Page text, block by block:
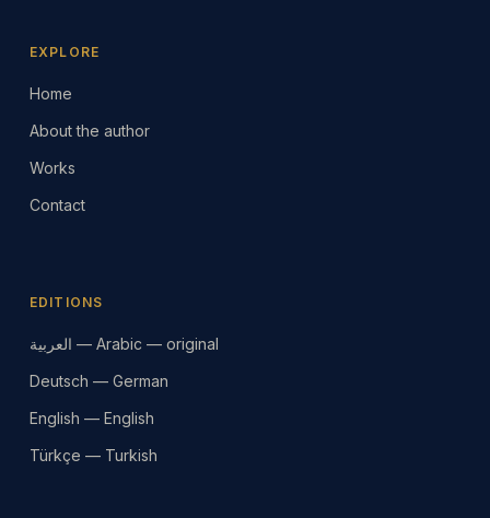
EXPLORE
Home
About the author
Works
Contact
EDITIONS
العربية — Arabic — original
Deutsch — German
English — English
Türkçe — Turkish